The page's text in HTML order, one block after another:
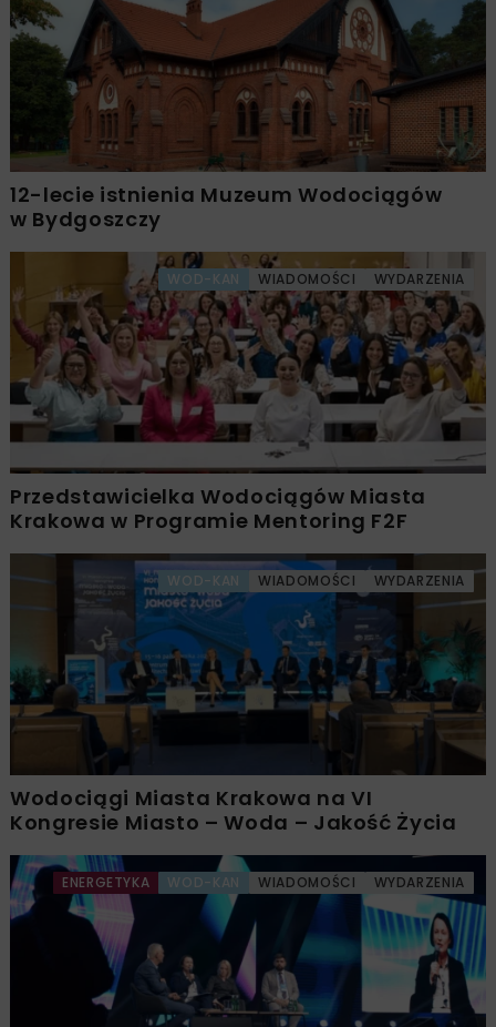
12-lecie istnienia Muzeum Wodociągów
w Bydgoszczy
WOD-KAN WIADOMOŚCI WYDARZENIA
Przedstawicielka Wodociągów Miasta
Krakowa w Programie Mentoring F2F
WOD-KAN WIADOMOŚCI WYDARZENIA
Wodociągi Miasta Krakowa na VI
Kongresie Miasto – Woda – Jakość Życia
ENERGETYKA WOD-KAN WIADOMOŚCI WYDARZENIA